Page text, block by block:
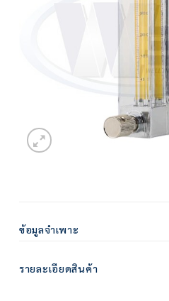
ข้อมูลจำเพาะ
รายละเอียดสินค้า